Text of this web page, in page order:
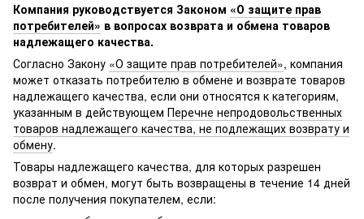
Компания руководствуется Законом «О защите прав
потребителей» в вопросах возврата и обмена товаров
надлежащего качества.
Согласно Закону «О защите прав потребителей», компания
может отказать потребителю в обмене и возврате товаров
надлежащего качества, если они относятся к категориям,
указанным в действующем Перечне непродовольственных
товаров надлежащего качества, не подлежащих возврату и
обмену.
Товары надлежащего качества, для которых разрешен
возврат и обмен, могут быть возвращены в течение 14 дней
после получения покупателем, если: